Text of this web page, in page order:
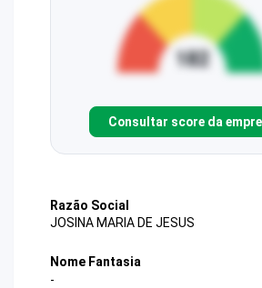
Consultar score da
Razão Social
JOSINA MARIA DE JESUS
Nome Fantasia
-